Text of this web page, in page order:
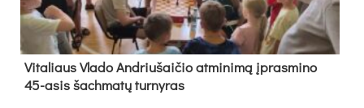
Vi­ta­liaus Vla­do And­riu­šai­čio at­mi­ni­mą įpras­mi­no
45-asis šach­ma­tų tur­ny­ras